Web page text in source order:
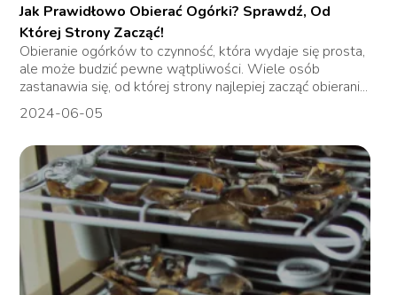
Jak Prawidłowo Obierać Ogórki? Sprawdź, Od
Której Strony Zacząć!
Obieranie ogórków to czynność, która wydaje się prosta,
ale może budzić pewne wątpliwości. Wiele osób
zastanawia się, od której strony najlepiej zacząć obierani...
2024-06-05